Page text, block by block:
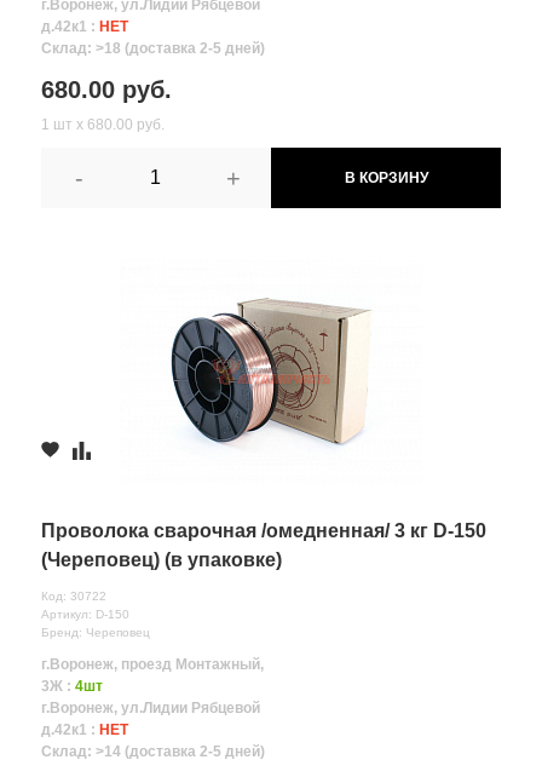
г.Воронеж, ул.Лидии Рябцевой
д.42к1 : НЕТ
Склад: >18 (доставка 2-5 дней)
680.00 руб.
1 шт х 680.00 руб.
- + В КОРЗИНУ
Проволока сварочная /омедненная/ 3 кг D-150
(Череповец) (в упаковке)
Код: 30722
Артикул: D-150
Бренд: Череповец
г.Воронеж, проезд Монтажный,
3Ж : 4шт
г.Воронеж, ул.Лидии Рябцевой
д.42к1 : НЕТ
Склад: >14 (доставка 2-5 дней)